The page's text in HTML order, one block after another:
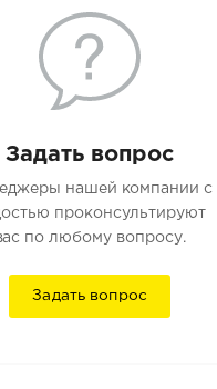
Задать вопрос
нашей компании с
проконсультируют
по любому вопросу.
Задать вопрос